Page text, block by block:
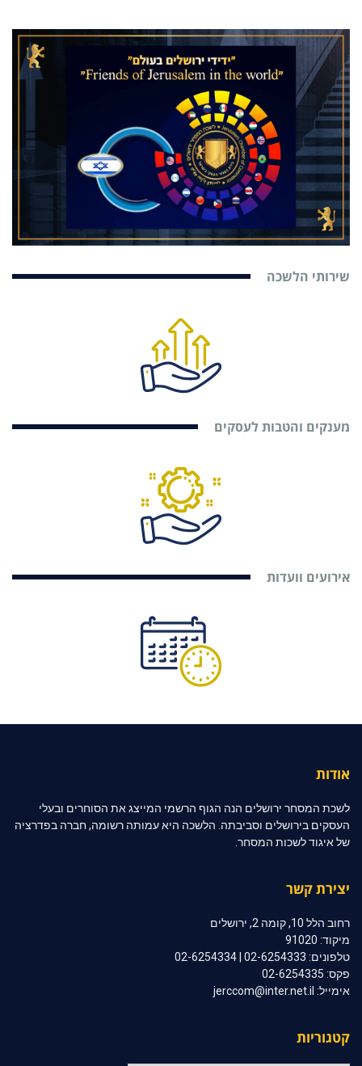
שירותי הלשכה
מענקים והטבות לעסקים
אירועים וועדות
אודות
לשכת המסחר ירושלים הנה הגוף הרשמי המייצג את הסוחרים ובעלי
העסקים בירושלים וסביבתה. הלשכה היא עמותה רשומה, חברה בפדרציה
של איגוד לשכות המסחר.
יצירת קשר
רחוב הלל 10, קומה 2, ירושלים
מיקוד: 91020
טלפונים: 02-6254333 | 02-6254334
פקס: 02-6254335
אימייל: jerccom@inter.net.il
קטגוריות